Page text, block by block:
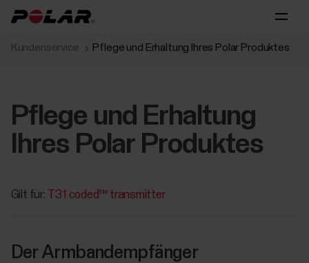
Kundenservice Pflege und Erhaltung Ihres Polar Produktes
Pflege und Erhaltung
Ihres Polar Produktes
Gilt für: T31 coded™ transmitter
Der Armbandempfänger